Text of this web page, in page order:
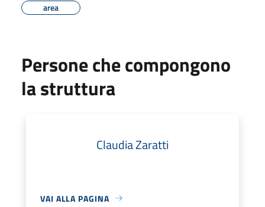
area
Persone che compongono
la struttura
Claudia Zaratti
VAI ALLA PAGINA